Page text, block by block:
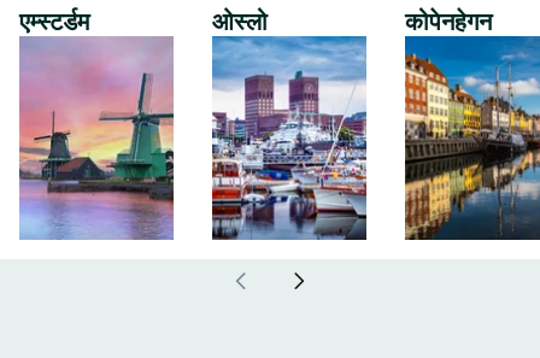
एम्स्टर्डम ओस्लो कोपेनहेगन